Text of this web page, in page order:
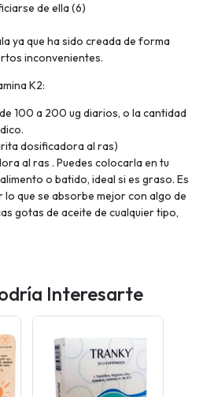
de ella (6)
ya que ha sido creada de forma
inconvenientes.
K2:
100 a 200 ug diarios, o la cantidad
dosificadora al ras)
al ras . Puedes colocarla en tu
o batido, ideal si es graso. Es
lo que se absorbe mejor con algo de
gotas de aceite de cualquier tipo,
Interesarte